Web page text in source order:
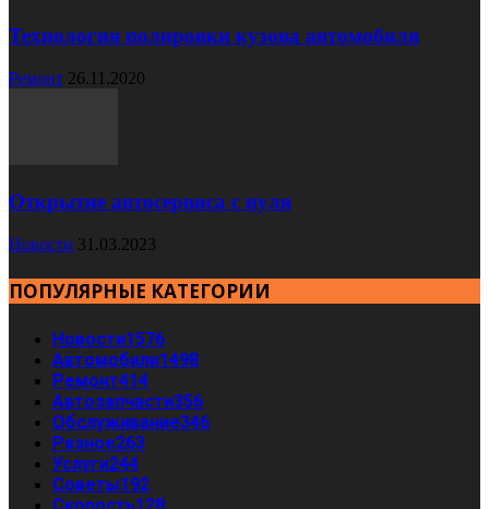
Технология полировки кузова автомобиля
Ремонт 26.11.2020
Открытие автосервиса с нуля
Новости 31.03.2023
ПОПУЛЯРНЫЕ КАТЕГОРИИ
Новости1576
Автомобили1498
Ремонт414
Автозапчасти356
Обслуживание346
Разное263
Услуги244
Советы192